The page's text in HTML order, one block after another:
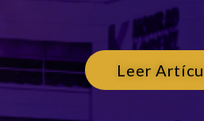
Leer